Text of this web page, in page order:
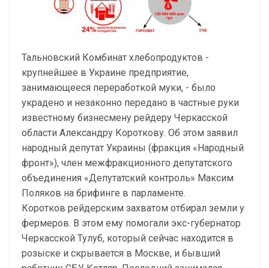
Тальновский Комбинат хлебопродуктов -
крупнейшее в Украине предприятие,
занимающееся переработкой муки, - было
украдено и незаконно передано в частные руки
известному бизнесмену рейдеру Черкасской
области Александру Короткову. Об этом заявил
народный депутат Украины (фракция «Народный
фронт»), член межфракционного депутатского
объединения «Депутатский контроль» Максим
Поляков на брифинге в парламенте.
Коротков рейдерским захватом отбирал земли у
фермеров. В этом ему помогали экс-губернатор
Черкасской Тулуб, который сейчас находится в
розыске и скрывается в Москве, и бывший